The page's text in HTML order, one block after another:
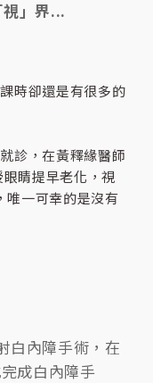
」界...
時卻還是有很多的
診，在黃釋緣醫師
睛提早老化，視
唯一可幸的是沒有
白內障手術，在
成白內障手